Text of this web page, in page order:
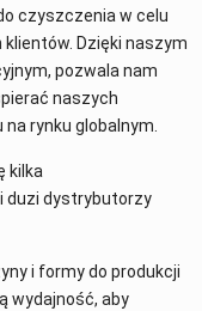
czyszczenia w celu
Dzięki naszym
pozwala nam
naszych
rynku globalnym.
kilka
duzi dystrybutorzy
i formy do produkcji
wydajność, aby